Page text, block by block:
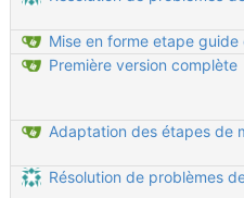
Première version complète